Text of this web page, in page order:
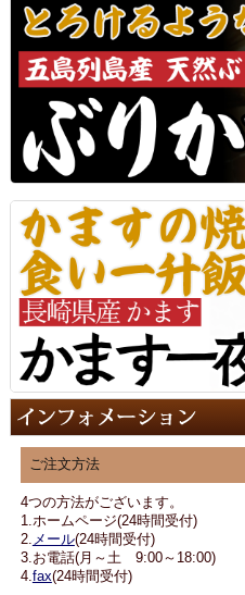
ご注文方法
4つの方法がございます。
1.ホームページ(24時間受付)
2. メール(24時間受付)
3.お電話(月～土 9:00～18:00)
4.fax(24時間受付)